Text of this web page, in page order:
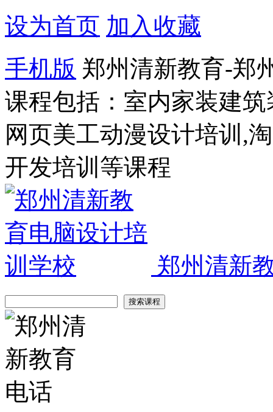
设为首页 加入收藏
手机版 郑州清新教育-郑
课程包括：室内家装建
网页美工动漫设计培训,
开发培训等课程
郑州清新